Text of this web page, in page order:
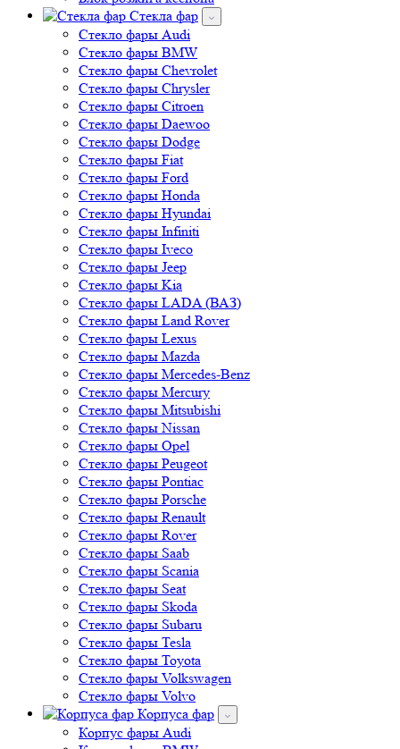
Стекло фары Audi
Стекло фары BMW
Стекло фары Chevrolet
Стекло фары Chrysler
Стекло фары Citroen
Стекло фары Daewoo
Стекло фары Dodge
Стекло фары Fiat
Стекло фары Ford
Стекло фары Honda
Стекло фары Hyundai
Стекло фары Infiniti
Стекло фары Iveco
Стекло фары Jeep
Стекло фары Kia
Стекло фары LADA (ВАЗ)
Стекло фары Land Rover
Стекло фары Lexus
Стекло фары Mazda
Стекло фары Mercedes-Benz
Стекло фары Mercury
Стекло фары Mitsubishi
Стекло фары Nissan
Стекло фары Opel
Стекло фары Peugeot
Стекло фары Pontiac
Стекло фары Porsche
Стекло фары Renault
Стекло фары Rover
Стекло фары Saab
Стекло фары Scania
Стекло фары Seat
Стекло фары Skoda
Стекло фары Subaru
Стекло фары Tesla
Стекло фары Toyota
Стекло фары Volkswagen
Стекло фары Volvo
Корпуса фар
Корпус фары Audi
Корпус фары BMW
Корпус фары Chery